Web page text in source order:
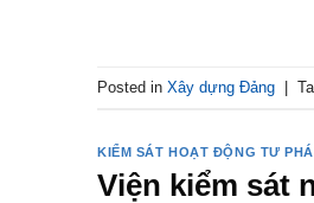
Posted in Xây dựng Đảng |
KIỂM SÁT HOẠT ĐỘNG TƯ
Viện kiểm sát